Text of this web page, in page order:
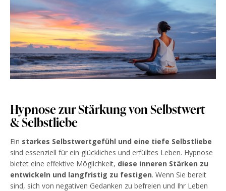
Hypnose zur Stärkung von Selbstwert
& Selbstliebe
Ein starkes Selbstwertgefühl und eine tiefe Selbstliebe
sind essenziell für ein glückliches und erfülltes Leben. Hypnose
bietet eine effektive Möglichkeit, diese inneren Stärken zu
entwickeln und langfristig zu festigen. Wenn Sie bereit
sind, sich von negativen Gedanken zu befreien und Ihr Leben